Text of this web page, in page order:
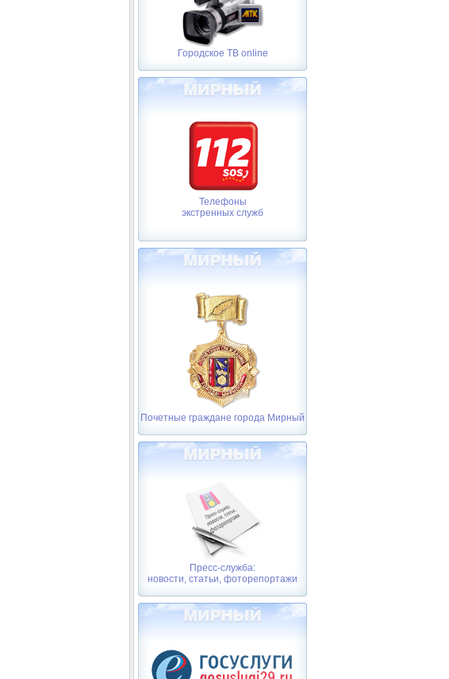
Городское ТВ online
Телефоны
экстренных служб
Почетные граждане города Мирный
Пресс-служба:
новости, статьи, фоторепортажи